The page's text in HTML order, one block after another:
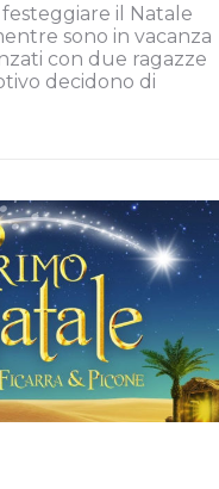
il Natale
sono in vacanza
con due ragazze
decidono di